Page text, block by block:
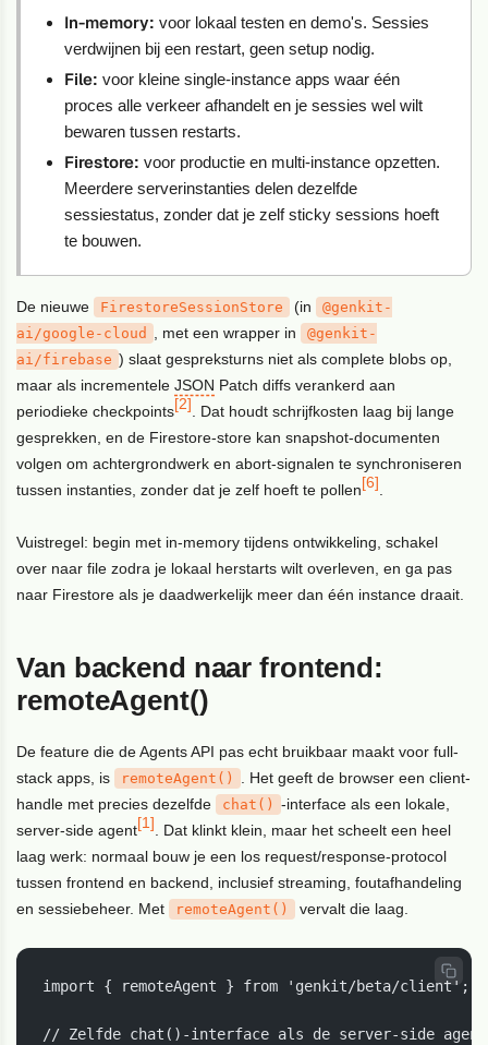
In-memory: voor lokaal testen en demo's. Sessies
verdwijnen bij een restart, geen setup nodig.
File: voor kleine single-instance apps waar één
proces alle verkeer afhandelt en je sessies wel wilt
bewaren tussen restarts.
Firestore: voor productie en multi-instance opzetten.
Meerdere serverinstanties delen dezelfde
sessiestatus, zonder dat je zelf sticky sessions hoeft
te bouwen.
De nieuwe FirestoreSessionStore (in
@genkit-
ai/google-cloud , met een wrapper in
@genkit-
ai/firebase ) slaat gespreksturns niet als complete blobs op,
maar als incrementeleJSON Patch diffs verankerd aan
periodieke checkpoints[2]. Dat houdt schrijfkosten laag bij lange
gesprekken, en de Firestore-store kan snapshot-documenten
volgen om achtergrondwerk en abort-signalen te synchroniseren
tussen instanties, zonder dat je zelf hoeft te pollen[6].
Vuistregel: begin met in-memory tijdens ontwikkeling, schakel
over naar file zodra je lokaal herstarts wilt overleven, en ga pas
naar Firestore als je daadwerkelijk meer dan één instance draait.
Van backend naar frontend:
remoteAgent()
De feature die de Agents API pas echt bruikbaar maakt voor full-
stack apps, is
remoteAgent()
. Het geeft de browser een client-
handle met precies dezelfde
chat()
-interface als een lokale,
server-side agent[1]. Dat klinkt klein, maar het scheelt een heel
laag werk: normaal bouw je een los request/response-protocol
tussen frontend en backend, inclusief streaming, foutafhandeling
en sessiebeheer. Met
remoteAgent() vervalt die laag.
import { remoteAgent } from 'genkit/beta/client';
// Zelfde chat()-interface als de server-side